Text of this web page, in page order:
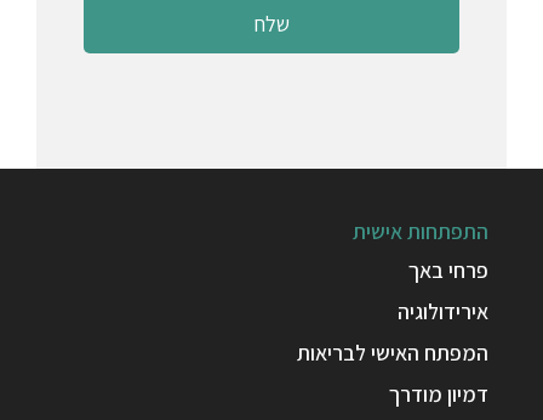
התפתחות אישית
פרחי באך
אירידולוגיה
המפתח האישי לבריאות
דמיון מודרך